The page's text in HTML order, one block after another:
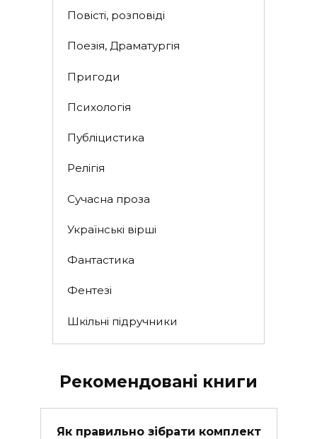
Повісті, розповіді
Поезія, Драматургія
Пригоди
Психологія
Публіцистика
Релігія
Сучасна проза
Українські вірші
Фантастика
Фентезі
Шкільні підручники
Рекомендовані книги
Як правильно зібрати комплект